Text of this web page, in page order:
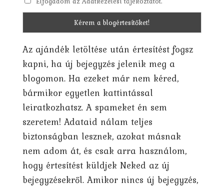
Az ajándék letöltése után értesítést fogsz
kapni, ha új bejegyzés jelenik meg a
blogomon. Ha ezeket már nem kéred,
bármikor egyetlen kattintással
leiratkozhatsz. A spameket én sem
szeretem! Adataid nálam teljes
biztonságban lesznek, azokat másnak
nem adom át, és csak arra használom,
hogy értesítést küldjek Neked az új
bejegyzésekről. Amikor nincs új bejegyzés,